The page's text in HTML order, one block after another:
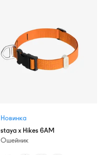
Новинка
staya x Hikes 6AM
Ошейник